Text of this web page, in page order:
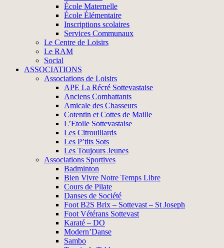
École Maternelle
École Élémentaire
Inscriptions scolaires
Services Communaux
Le Centre de Loisirs
Le RAM
Social
ASSOCIATIONS
Associations de Loisirs
APE La Récré Sottevastaise
Anciens Combattants
Amicale des Chasseurs
Cotentin et Cottes de Maille
L’Etoile Sottevastaise
Les Citrouillards
Les P’tits Sots
Les Toujours Jeunes
Associations Sportives
Badminton
Bien Vivre Notre Temps Libre
Cours de Pilate
Danses de Société
Foot B2S Brix – Sottevast – St Joseph
Foot Vétérans Sottevast
Karaté – DO
Modern’Danse
Sambo